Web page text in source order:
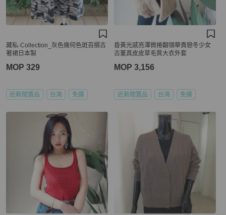
藏私·Collection_灰色幾何色斑百摺古
著裙日本製
MOP 329
近新閒置品 台灣 免運
昏黃光感亮澤微捲翻領華貴戀冬少女
古董真皮皮草毛質大衣外套
MOP 3,156
近新閒置品 台灣 免運